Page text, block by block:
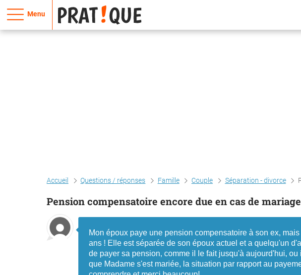
Menu
Accueil Questions / réponses Famille Couple Séparation - divorce
Pension compensatoire encore due en cas de
Mon époux paye une pension compensatoire à son ex,
ans ! Elle est séparée de son époux actuel et a quelqu'un
de payer sa pension, comme il le fait jusqu'à aujourd'hui,
que Madame s'est mariée, la situation par rapport au